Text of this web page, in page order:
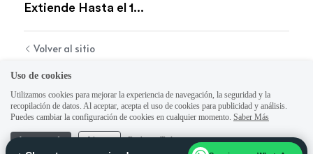
Extiende Hasta el 1...
Volver al sitio
Uso de cookies
Utilizamos cookies para mejorar la experiencia de navegación, la seguridad y la
recopilación de datos. Al aceptar, acepta el uso de cookies para publicidad y análisis.
Puedes cambiar la configuración de cookies en cualquier momento. Saber Más
Aceptar todo Ajustes Rechazar Todos